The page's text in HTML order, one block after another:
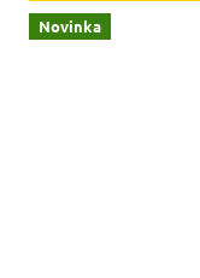
Novinka